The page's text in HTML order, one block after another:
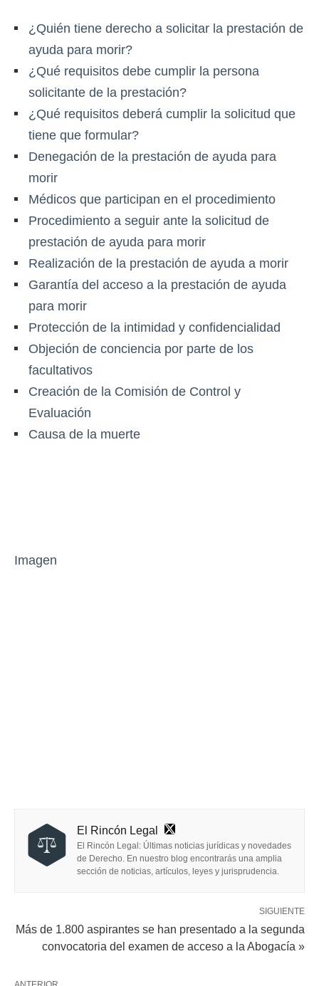
¿Quién tiene derecho a solicitar la prestación de
ayuda para morir?
¿Qué requisitos debe cumplir la persona
solicitante de la prestación?
¿Qué requisitos deberá cumplir la solicitud que
tiene que formular?
Denegación de la prestación de ayuda para
morir
Médicos que participan en el procedimiento
Procedimiento a seguir ante la solicitud de
prestación de ayuda para morir
Realización de la prestación de ayuda a morir
Garantía del acceso a la prestación de ayuda
para morir
Protección de la intimidad y confidencialidad
Objeción de conciencia por parte de los
facultativos
Creación de la Comisión de Control y
Evaluación
Causa de la muerte
Imagen
El Rincón Legal
El Rincón Legal: Últimas noticias jurídicas y novedades
de Derecho. En nuestro blog encontrarás una amplia
sección de noticias, artículos, leyes y jurisprudencia.
SIGUIENTE
Más de 1.800 aspirantes se han presentado a la segunda
convocatoria del examen de acceso a la Abogacía »